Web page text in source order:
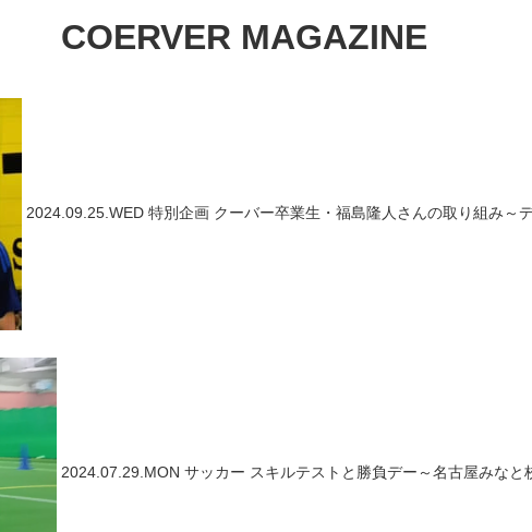
COERVER MAGAZINE
2024.09.25.WED 特別企画 クーバー卒業生・福島隆人さんの取り組み～
2024.07.29.MON サッカー スキルテストと勝負デー～名古屋みなと